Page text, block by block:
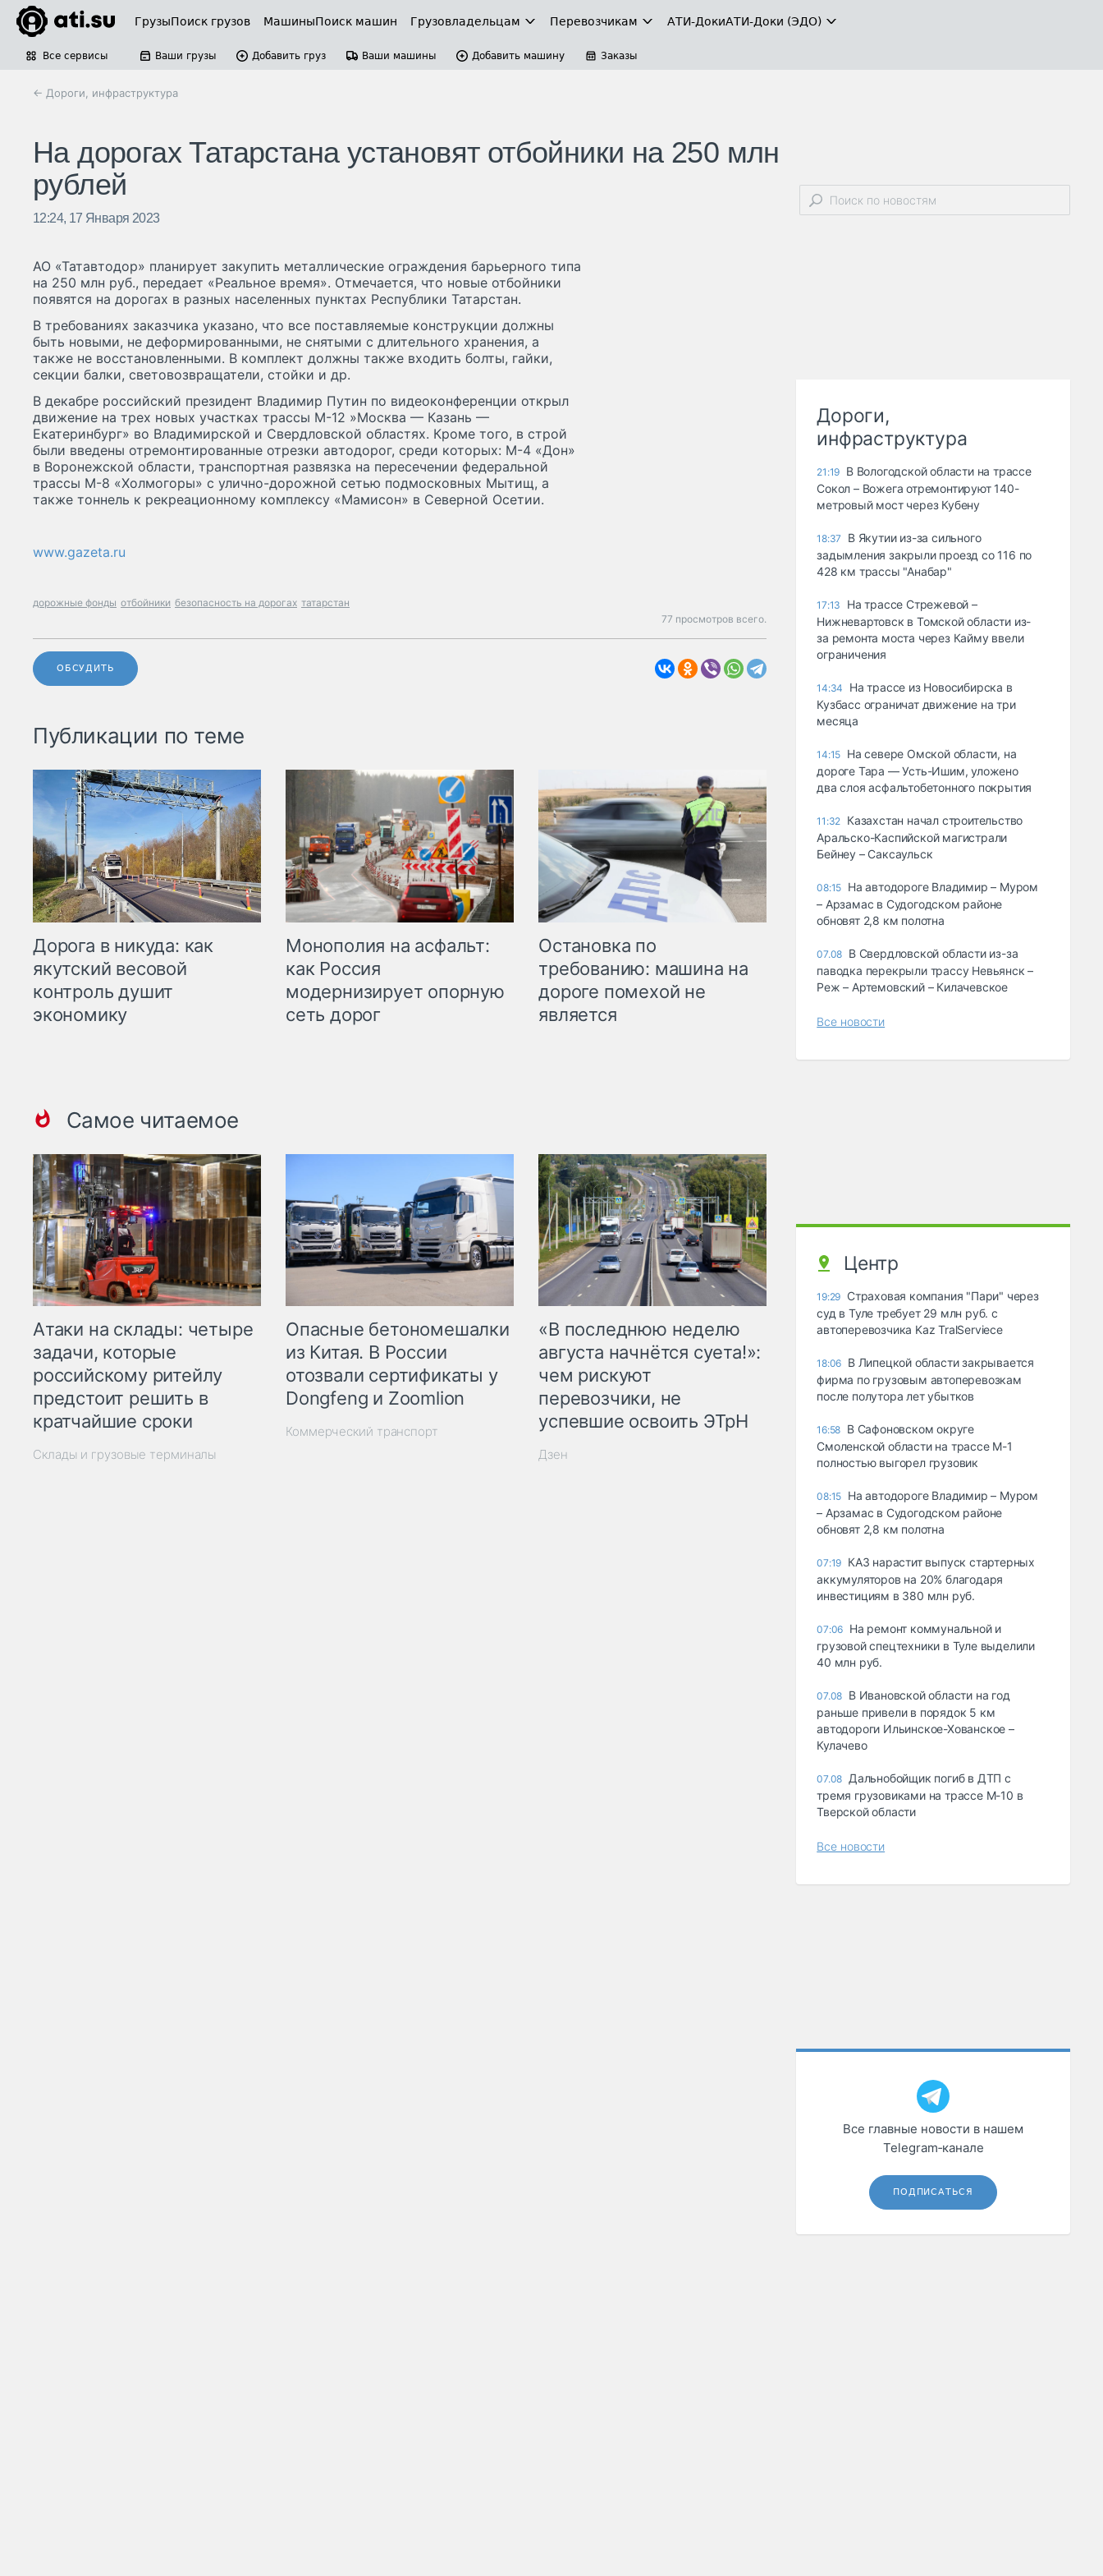
ГрузыПоиск грузов МашиныПоиск машин Грузовладельцам Перевозчикам АТИ-ДокиАТИ-Доки (ЭДО)
Все сервисы Ваши грузы Добавить груз Ваши машины Добавить машину Заказы
← Дороги, инфраструктура
На дорогах Татарстана установят отбойники на 250 млн
рублей
12:24, 17 Января 2023
АО «Татавтодор» планирует закупить металлические ограждения барьерного типа
на 250 млн руб., передает «Реальное время». Отмечается, что новые отбойники
появятся на дорогах в разных населенных пунктах Республики Татарстан.
В требованиях заказчика указано, что все поставляемые конструкции должны
быть новыми, не деформированными, не снятыми с длительного хранения, а
также не восстановленными. В комплект должны также входить болты, гайки,
секции балки, световозвращатели, стойки и др.
В декабре российский президент Владимир Путин по видеоконференции открыл
движение на трех новых участках трассы М-12 »Москва — Казань —
Екатеринбург» во Владимирской и Свердловской областях. Кроме того, в строй
были введены отремонтированные отрезки автодорог, среди которых: М-4 «Дон»
в Воронежской области, транспортная развязка на пересечении федеральной
трассы М-8 «Холмогоры» с улично-дорожной сетью подмосковных Мытищ, а
также тоннель к рекреационному комплексу «Мамисон» в Северной Осетии.
www.gazeta.ru
дорожные фонды отбойники безопасность на дорогах татарстан
77 просмотров всего.
ОБСУДИТЬ
Публикации по теме
Дорога в никуда: как
якутский весовой
контроль душит
экономику
Монополия на асфальт:
как Россия
модернизирует опорную
сеть дорог
Остановка по
требованию: машина на
дороге помехой не
является
Самое читаемое
Атаки на склады: четыре
задачи, которые
российскому ритейлу
предстоит решить в
кратчайшие сроки
Склады и грузовые терминалы
Опасные бетономешалки
из Китая. В России
отозвали сертификаты у
Dongfeng и Zoomlion
Коммерческий транспорт
«В последнюю неделю
августа начнётся суета!»:
чем рискуют
перевозчики, не
успевшие освоить ЭТрН
Дзен
Дороги,
инфраструктура
21:19 В Вологодской области на трассе
Сокол – Вожега отремонтируют 140-
метровый мост через Кубену
18:37
В Якутии из-за сильного
задымления закрыли проезд со 116 по
428 км трассы "Анабар"
17:13
На трассе Стрежевой –
Нижневартовск в Томской области из-
за ремонта моста через Кайму ввели
ограничения
14:34
На трассе из Новосибирска в
Кузбасс ограничат движение на три
месяца
14:15 На севере Омской области, на
дороге Тара — Усть-Ишим, уложено
два слоя асфальтобетонного покрытия
11:32 Казахстан начал строительство
Аральско-Каспийской магистрали
Бейнеу – Саксаульск
08:15 На автодороге Владимир – Муром
– Арзамас в Судогодском районе
обновят 2,8 км полотна
07.08 В Свердловской области из-за
паводка перекрыли трассу Невьянск –
Реж – Артемовский – Килачевское
Все новости
Центр
19:29 Страховая компания "Пари" через
суд в Туле требует 29 млн руб. с
автоперевозчика Kaz TralServiece
18:06 В Липецкой области закрывается
фирма по грузовым автоперевозкам
после полутора лет убытков
16:58 В Сафоновском округе
Смоленской области на трассе М-1
полностью выгорел грузовик
08:15 На автодороге Владимир – Муром
– Арзамас в Судогодском районе
обновят 2,8 км полотна
07:19 КАЗ нарастит выпуск стартерных
аккумуляторов на 20% благодаря
инвестициям в 380 млн руб.
07:06 На ремонт коммунальной и
грузовой спецтехники в Туле выделили
40 млн руб.
07.08 В Ивановской области на год
раньше привели в порядок 5 км
автодороги Ильинское-Хованское –
Кулачево
07.08 Дальнобойщик погиб в ДТП с
тремя грузовиками на трассе М-10 в
Тверской области
Все новости
Все главные новости в нашем
Telegram‑канале
ПОДПИСАТЬСЯ